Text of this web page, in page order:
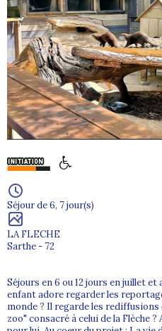
Séjour de 6, 7 jour(s)
LA FLECHE
Sarthe - 72
Séjours en 6 ou 12 jours en juillet
enfant adore regarder les
monde ? Il regarde les
zoo" consacré à celui de la Flèche